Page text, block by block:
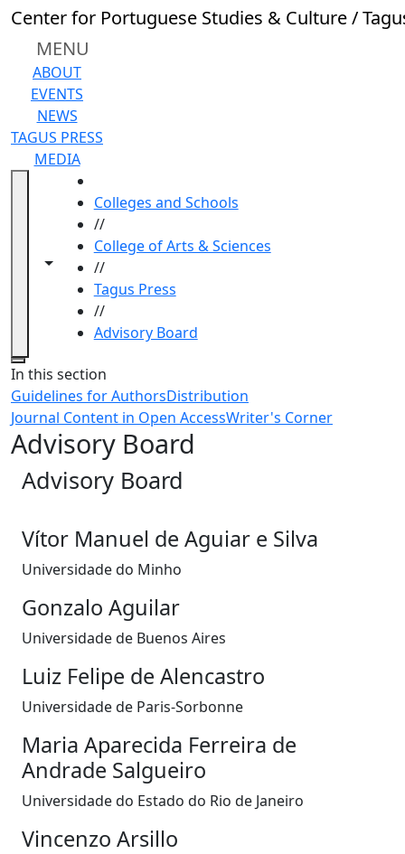
Skip to main content
Center for Portuguese Studies & Culture /
MENU
ABOUT
EVENTS
NEWS
TAGUS PRESS
MEDIA
Toggle navigation from this section
Toggle share controls
Colleges and Schools
//
College of Arts & Sciences
//
Tagus Press
//
Advisory Board
Close
In this section
Guidelines for AuthorsDistribution
Journal Content in Open AccessWriter's Corner
Advisory Board
Advisory Board
Vítor Manuel de Aguiar e Silva
Universidade do Minho
Gonzalo Aguilar
Universidade de Buenos Aires
Luiz Felipe de Alencastro
Universidade de Paris-Sorbonne
Maria Aparecida Ferreira de
Andrade Salgueiro
Universidade do Estado do Rio de Janeiro
Vincenzo Arsillo